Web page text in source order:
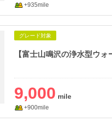
+935mile
グレード対象
9,000
+900mile